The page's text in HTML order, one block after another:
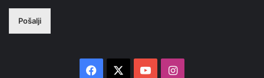
Pošalji
Facebook YouTubeInstagram